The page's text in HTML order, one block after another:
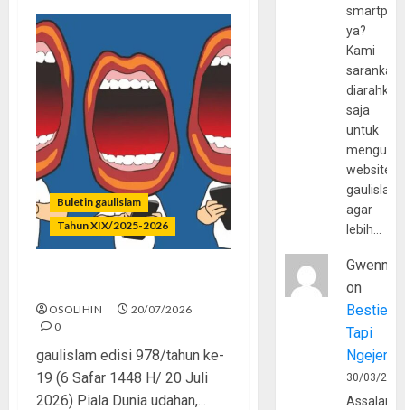
Buletin gaulislam
Tahun XIX/2025-2026
OSOLIHIN
20/07/2026
0
gaulislam edisi 978/tahun ke-
19 (6 Safar 1448 H/ 20 Juli
2026) Piala Dunia udahan,...
ya?
Kami
sarankan,
diarahkan
saja
untuk
website
agar
lebih…
Gwenny
on
Bestie
Tapi
30/03/